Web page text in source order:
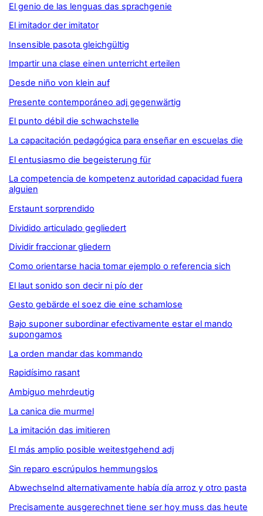
El genio de las lenguas das sprachgenie
El imitador der imitator
Insensible pasota gleichgültig
Impartir una clase einen unterricht erteilen
Desde niño von klein auf
Presente contemporáneo adj gegenwärtig
El punto débil die schwachstelle
La capacitación pedagógica para enseñar en escuelas die
El entusiasmo die begeisterung für
La competencia de kompetenz autoridad capacidad fuera
alguien
Erstaunt sorprendido
Dividido articulado gegliedert
Dividir fraccionar gliedern
Como orientarse hacia tomar ejemplo o referencia sich
El laut sonido son decir ni pío der
Gesto gebärde el soez die eine schamlose
Bajo suponer subordinar efectivamente estar el mando
supongamos
La orden mandar das kommando
Rapidísimo rasant
Ambiguo mehrdeutig
La canica die murmel
La imitación das imitieren
El más amplio posible weitestgehend adj
Sin reparo escrúpulos hemmungslos
Abwechselnd alternativamente había día arroz y otro pasta
Precisamente ausgerechnet tiene ser hoy muss das heute